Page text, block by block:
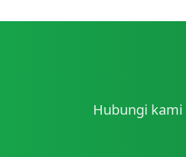
Hubungi